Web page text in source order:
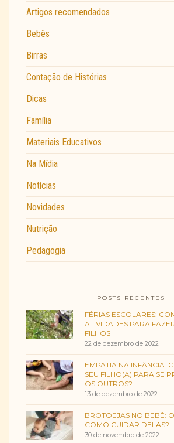
Artigos recomendados
Bebês
Birras
Contação de Histórias
Dicas
Família
Materiais Educativos
Na Mídia
Notícias
Novidades
Nutrição
Pedagogia
POSTS RECENTES
FÉRIAS ESCOLARES:
ATIVIDADES PARA
FILHOS
22 de dezembro de 2022
EMPATIA NA INFÂNCIA:
SEU FILHO(A) PARA SE
OS OUTROS?
13 de dezembro de 2022
BROTOEJAS NO BEBÊ:
COMO CUIDAR DELAS?
30 de novembro de 2022